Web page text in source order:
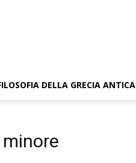
DELLA GRECIA ANTICA